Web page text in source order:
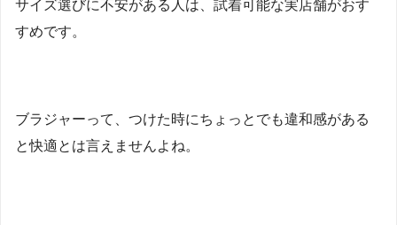
サイズ選びに不安がある人は、試着可能な実店舗がおす
すめです。
ブラジャーって、つけた時にちょっとでも違和感がある
と快適とは言えませんよね。